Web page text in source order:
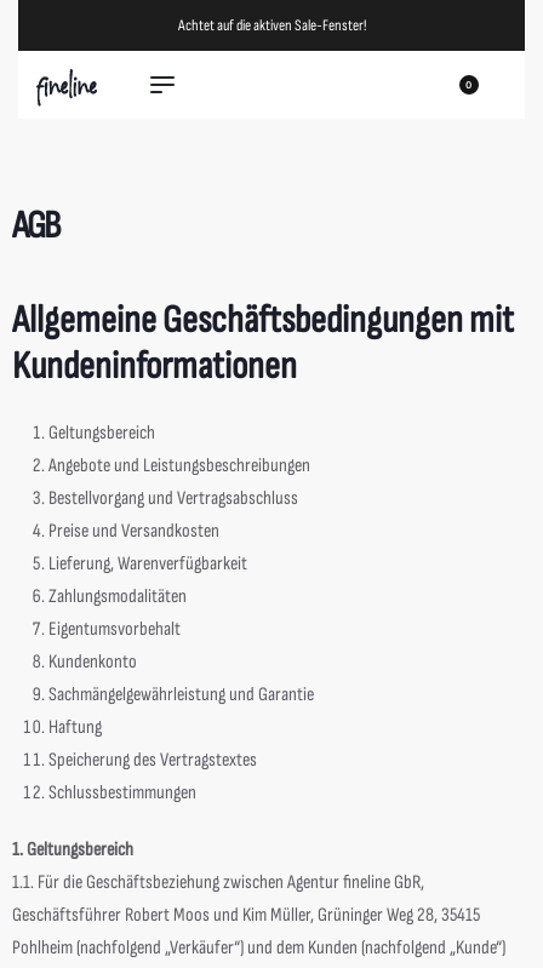
VERSANDKOSTENFREI AB 75€
0
AGB
Allgemeine Geschäftsbedingungen mit
Kundeninformationen
Geltungsbereich
Angebote und Leistungsbeschreibungen
Bestellvorgang und Vertragsabschluss
Preise und Versandkosten
Lieferung, Warenverfügbarkeit
Zahlungsmodalitäten
Eigentumsvorbehalt
Kundenkonto
Sachmängelgewährleistung und Garantie
Haftung
Speicherung des Vertragstextes
Schlussbestimmungen
1. Geltungsbereich
1.1. Für die Geschäftsbeziehung zwischen Agentur fineline GbR,
Geschäftsführer Robert Moos und Kim Müller, Grüninger Weg 28, 35415
Pohlheim (nachfolgend „Verkäufer“) und dem Kunden (nachfolgend „Kunde“)